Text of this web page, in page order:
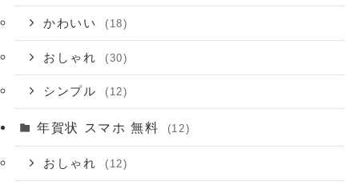
かわいい (18)
おしゃれ (30)
シンプル (12)
年賀状 スマホ 無料 (12)
おしゃれ (12)